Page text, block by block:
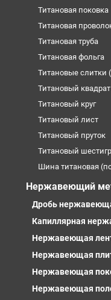
Титановая поковка
Титановая
Титановая труба
Титановая фольга
Титановые слитки
Титановый квадрат
Титановый круг
Титановый лист
Титановый пруток
Титановый
Шина титановая
Нержавеющий
Дробь
Капиллярная
Нержавеющая
Нержавеющая
Нержавеющая
Нержавеющая